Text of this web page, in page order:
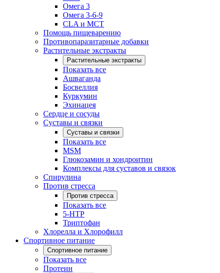
Омега 3
Омега 3-6-9
CLA и MCT
Помощь пищеварению
Противопаразитарные добавки
Растительные экстракты
Растительные экстракты
Показать все
Ашваганда
Босвеллия
Куркумин
Эхинацея
Сердце и сосуды
Суставы и связки
Суставы и связки
Показать все
MSM
Глюкозамин и хондроитин
Комплексы для суставов и связок
Спирулина
Против стресса
Против стресса
Показать все
5-HTP
Триптофан
Хлорелла и Хлорофилл
Спортивное питание
Спортивное питание
Показать все
Протеин